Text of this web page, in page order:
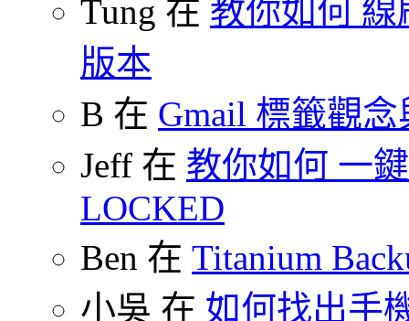
Tung 在 教你如何 線
版本
B 在 Gmail 標籤觀
Jeff 在 教你如何 一
LOCKED
Ben 在 Titanium
小吳 在 如何找出手